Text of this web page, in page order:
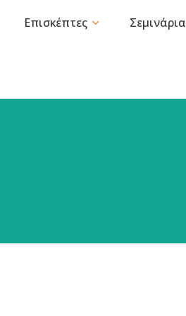
Επισκέπτες Σεμινάρια